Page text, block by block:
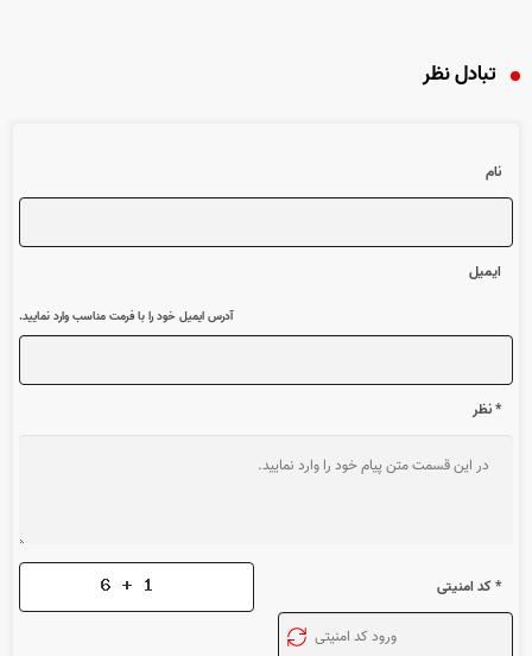
تبادل نظر
نام
ایمیل
آدرس ایمیل خود را با فرمت مناسب وارد نمایید.
* نظر
* کد امنیتی